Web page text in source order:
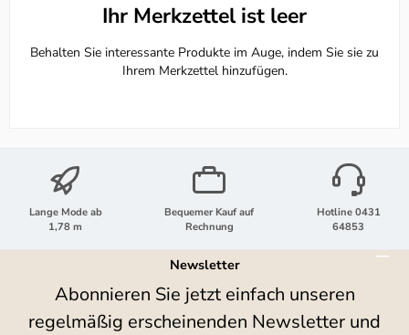
Ihr Merkzettel ist leer
Behalten Sie interessante Produkte im Auge, indem Sie sie zu
Ihrem Merkzettel hinzufügen.
Lange Mode ab
1,78 m
Bequemer Kauf auf
Rechnung
Hotline 0431
64853
Newsletter
Abonnieren Sie jetzt einfach unseren
regelmäßig erscheinenden Newsletter und